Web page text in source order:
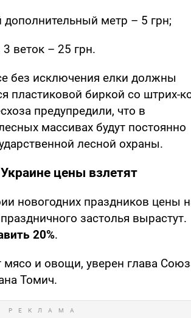
метр – 5 грн;
веток – 25 грн.
без исключения елки должны
пластиковой биркой со штрих-
предупредили, что в
массивах будут постоянно
лесной охраны.
цены взлетят
новогодних праздников цены
застолья вырастут.
20%.
и овощи, уверен глава
Томич.